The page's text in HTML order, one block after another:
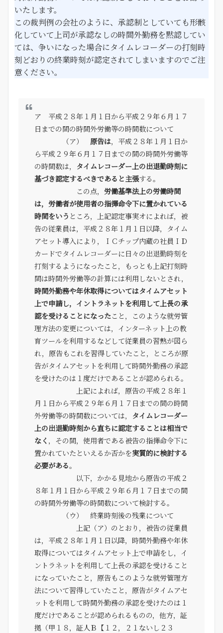
いたします。
この裁判例の会社のように、承認制としていても形骸
化していて上司が承認なしの時間外勤務を黙認してい
ては、争いになった場合にタイムレコーダーの打刻時
刻どおりの終業時刻が認定されてしまいますのでご注
意ください。
ア 平成２８年１月１日から平成２９年６月１７
日までの間の時間外労働等の時間数について
（ア） 原告は，平成２８年１月１日か
ら平成２９年６月１７日までの間の時間外労働等
の時間数は， タイムレコーダー上の出退勤時刻に
基づき認定するべきであると主張する。
この点， 労働基準法上の労働時間
は，労働者が使用者の指揮命令下に置かれている
時間をいう ところ，上記認定事実オによれば，被
告の従業員は，平成２８年１月１日以降，タイム
アセット導入により，ＩＣチップ内蔵の社員ＩＤ
カードでタイムレコーダーに日々の出退勤時刻を
打刻するようになったこと，もっとも上記打刻時
間は時間外労働等の計算には利用しないとされ，
時間外勤務や年休取得についてはタイムアセット
上で申請し，イントラネットを利用して上長の承
認を受けることになったこと，このような就労管
理方法の変更については，インターネット上の教
育ツールを利用するなどして従業員の習熟が図ら
れ，原告もこれを習得していたこと，ところが原
告がタイムアセットを利用して時間外勤務の承認
を受けたのは１度だけであることが認められる。
上記によれば，原告の平成２８年１
月１日から平成２９年６月１７日までの間の時間
外労働等の時間数については， タイムレコーダー
上の出退勤時刻から直ちに認定することは相当で
なく ，その間，使用者である被告の指揮命令下に
置かれていたといえるか否かを実質的に検討する
必要がある。
以下，かかる見地から原告の平成２
８年１月１日から平成２９年６月１７日までの間
の時間外労働等の時間数について検討する。
（ウ） 終業時刻後の残業について
上記（ア）のとおり，被告の従業員
は，平成２８年１月１日以降，時間外勤務や年休
取得についてはタイムアセット上で申請をし，イ
ントラネットを利用して上長の承認を受けること
になっていたこと，原告もこのような就労管理方
法について習得していたこと，原告がタイムアセ
ットを利用して時間外勤務の承認を受けたのは１
度だけであることが認められるものの，他方，証
拠（甲１８，証人Ｂ【１２，２１ないし２３